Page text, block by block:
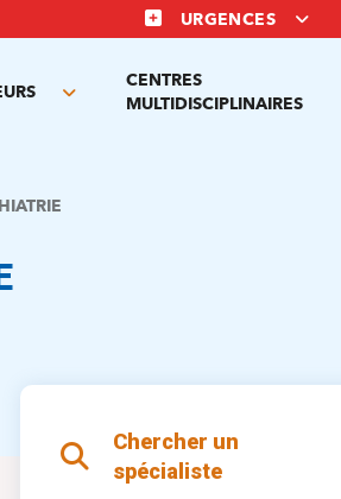
URGENCES
Toggle
CENTRES
MULTIDISCIPLINAIRES
Chercher un
spécialiste